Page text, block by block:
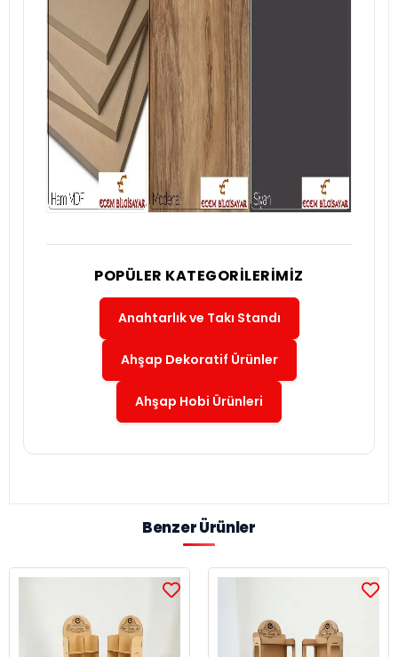
POPÜLER KATEGORILERIMIZ
Anahtarlık ve Takı Standı
Ahşap Dekoratif Ürünler
Ahşap Hobi Ürünleri
Benzer Ürünler